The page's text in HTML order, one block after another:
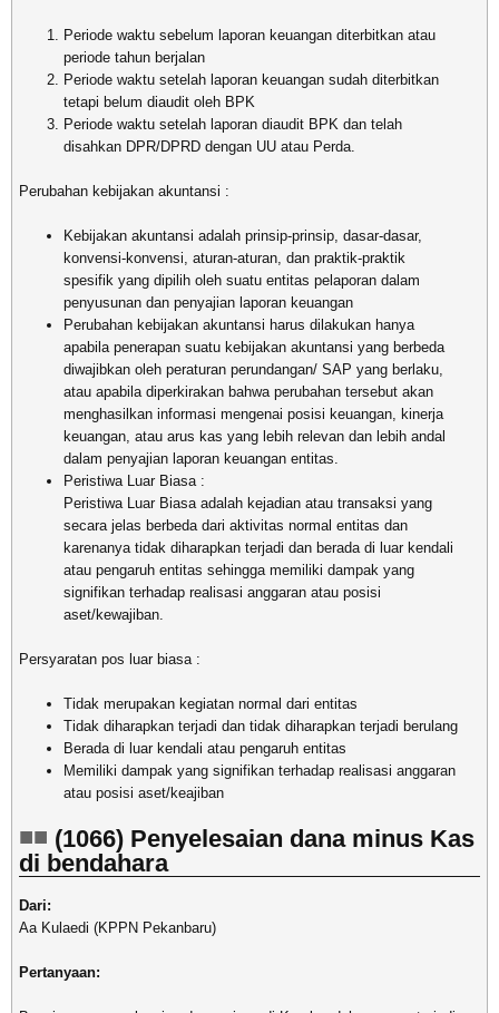
Periode waktu sebelum laporan keuangan diterbitkan atau
periode tahun berjalan
Periode waktu setelah laporan keuangan sudah diterbitkan
tetapi belum diaudit oleh BPK
Periode waktu setelah laporan diaudit BPK dan telah
disahkan DPR/DPRD dengan UU atau Perda.
Perubahan kebijakan akuntansi :
Kebijakan akuntansi adalah prinsip-prinsip, dasar-dasar,
konvensi-konvensi, aturan-aturan, dan praktik-praktik
spesifik yang dipilih oleh suatu entitas pelaporan dalam
penyusunan dan penyajian laporan keuangan
Perubahan kebijakan akuntansi harus dilakukan hanya
apabila penerapan suatu kebijakan akuntansi yang berbeda
diwajibkan oleh peraturan perundangan/ SAP yang berlaku,
atau apabila diperkirakan bahwa perubahan tersebut akan
menghasilkan informasi mengenai posisi keuangan, kinerja
keuangan, atau arus kas yang lebih relevan dan lebih andal
dalam penyajian laporan keuangan entitas.
Peristiwa Luar Biasa :
Peristiwa Luar Biasa adalah kejadian atau transaksi yang
secara jelas berbeda dari aktivitas normal entitas dan
karenanya tidak diharapkan terjadi dan berada di luar kendali
atau pengaruh entitas sehingga memiliki dampak yang
signifikan terhadap realisasi anggaran atau posisi
aset/kewajiban.
Persyaratan pos luar biasa :
Tidak merupakan kegiatan normal dari entitas
Tidak diharapkan terjadi dan tidak diharapkan terjadi berulang
Berada di luar kendali atau pengaruh entitas
Memiliki dampak yang signifikan terhadap realisasi anggaran
atau posisi aset/keajiban
(1066) Penyelesaian dana minus Kas
di bendahara
Dari:
Aa Kulaedi (KPPN Pekanbaru)
Pertanyaan: